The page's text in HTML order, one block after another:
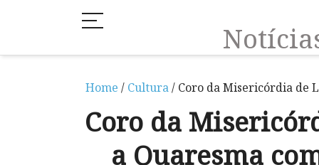
Home / Cultura/ Coro da Misericórdia de
Coro da
a Quaresma